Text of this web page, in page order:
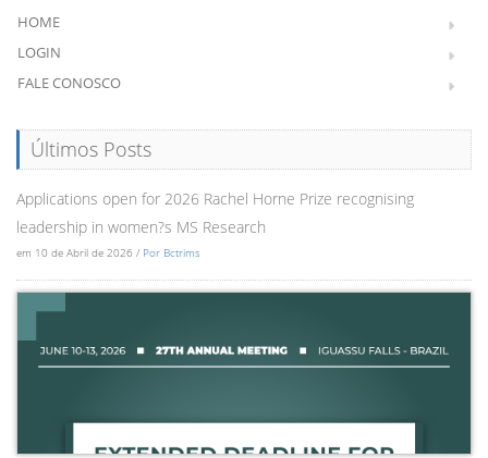
HOME
LOGIN
FALE CONOSCO
Últimos Posts
Applications open for 2026 Rachel Horne Prize recognising
leadership in women?s MS Research
em 10 de Abril de 2026 / Por Bctrims